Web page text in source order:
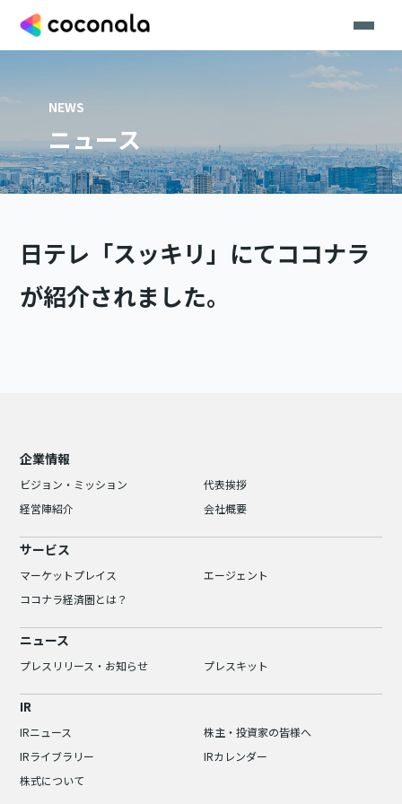
NEWS
ニュース
日テレ「スッキリ」にてココナラ
が紹介されました。
企業情報
ビジョン・ミッション
代表挨拶
経営陣紹介
会社概要
サービス
マーケットプレイス
エージェント
ココナラ経済圏とは？
ニュース
プレスリリース・お知らせ プレスキット
IR
IRニュース
株主・投資家の皆様へ
IRライブラリー
IRカレンダー
株式について